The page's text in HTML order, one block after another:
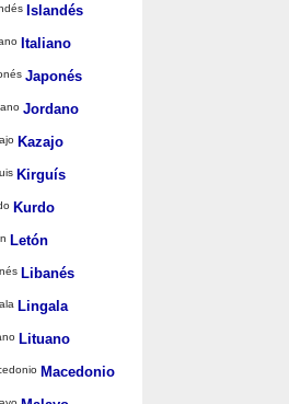
Islandés
Italiano
Japonés
Jordano
Kazajo
Kirguís
Kurdo
Letón
Libanés
Lingala
Lituano
Macedonio